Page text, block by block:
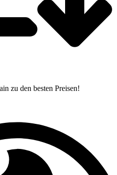
zu den besten Preisen!